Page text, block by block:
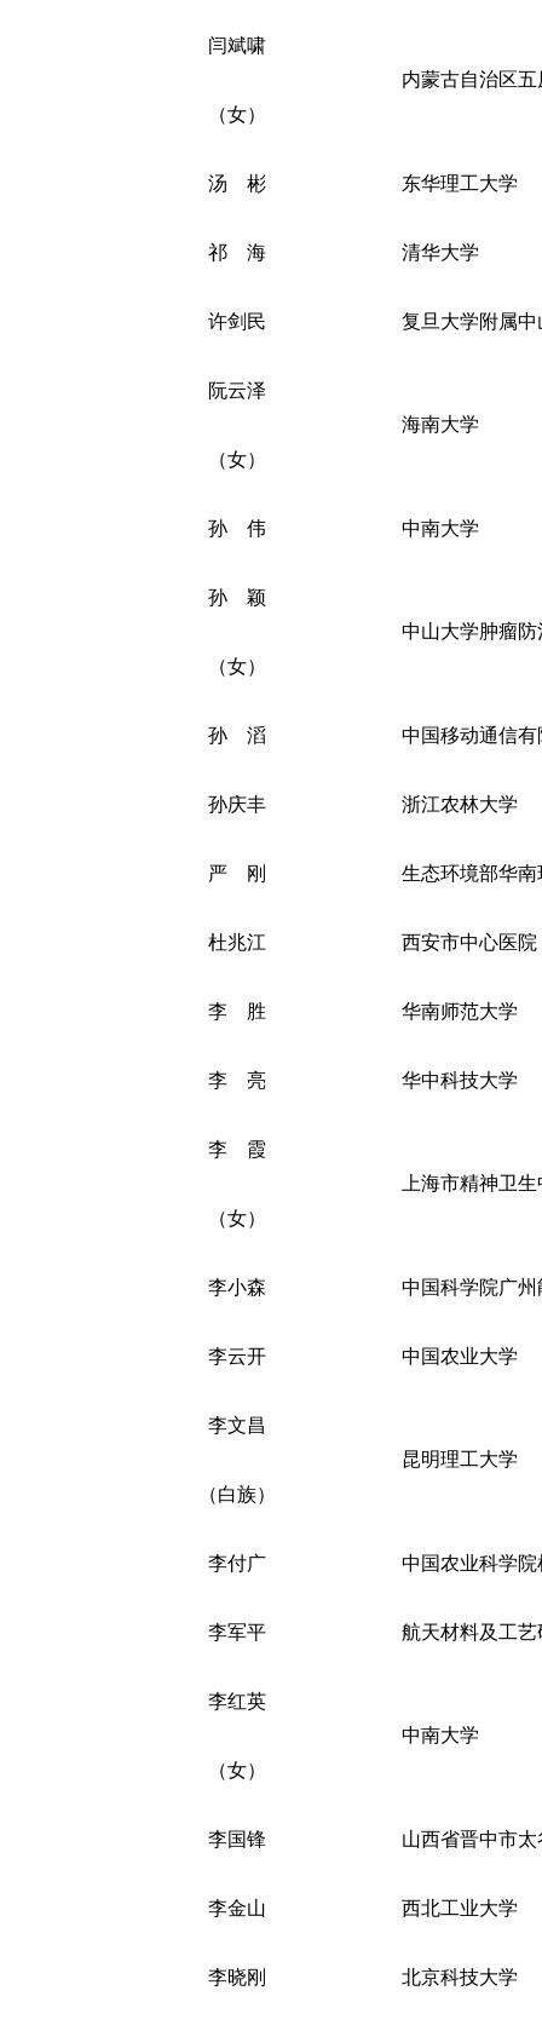
闫斌啸
（女）
内蒙古自治区
汤 彬 东华理工大学
祁 海 清华大学
许剑民 复旦大学附属中
阮云泽
（女）
海南大学
孙 伟 中南大学
孙 颖
（女）
中山大学肿瘤防
孙 滔 中国移动通信
孙庆丰 浙江农林大学
严 刚 生态环境部华
杜兆江 西安市中心医院
李 胜 华南师范大学
李 亮 华中科技大学
李 霞
（女）
上海市精神卫
李小森 中国科学院广
李云开 中国农业大学
李文昌
（白族）
昆明理工大学
李付广 中国农业科学
李军平 航天材料及工艺
李红英
（女）
中南大学
李国锋 山西省晋中市
李金山 西北工业大学
李晓刚 北京科技大学